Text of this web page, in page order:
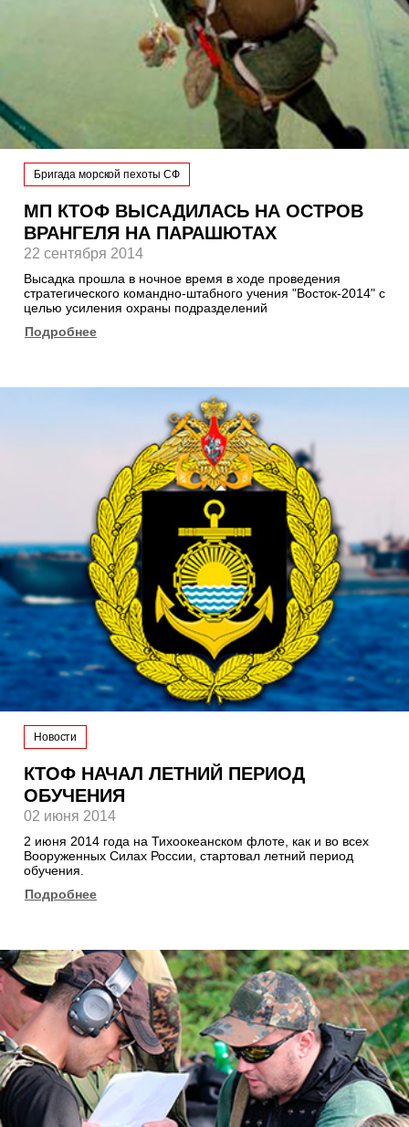
Бригада морской пехоты СФ
МП КТОФ ВЫСАДИЛАСЬ НА ОСТРОВ
ВРАНГЕЛЯ НА ПАРАШЮТАХ
22 сентября 2014
Высадка прошла в ночное время в ходе проведения
стратегического командно-штабного учения "Восток-2014" с
целью усиления охраны подразделений
Подробнее
Новости
КТОФ НАЧАЛ ЛЕТНИЙ ПЕРИОД
ОБУЧЕНИЯ
02 июня 2014
2 июня 2014 года на Тихоокеанском флоте, как и во всех
Вооруженных Силах России, стартовал летний период
обучения.
Подробнее